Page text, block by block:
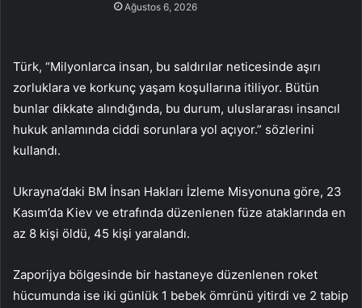
Ağustos 6, 2026
Türk, “Milyonlarca insan, bu saldırılar neticesinde aşırı
zorluklara ve korkunç yaşam koşullarına itiliyor. Bütün
bunlar dikkate alındığında, bu durum, uluslararası insancıl
hukuk anlamında ciddi sorunlara yol açıyor.” sözlerini
kullandı.
Ukrayna’daki BM İnsan Hakları İzleme Misyonuna göre, 23
Kasım’da Kiev ve etrafında düzenlenen füze ataklarında en
az 8 kişi öldü, 45 kişi yaralandı.
Zaporijya bölgesinde bir hastaneye düzenlenen roket
hücumunda ise iki günlük 1 bebek ömrünü yitirdi ve 2 tabip